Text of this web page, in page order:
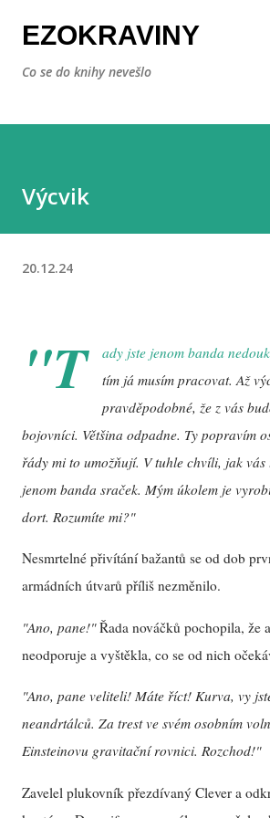
Přeskočit na hlavní obsah
EZOKRAVINY
Co se do knihy nevešlo
Výcvik
20.12.24
"T
ady jste jenom banda
tím já musím pracovat. Až
pravděpodobné, že z vás
bojovníci. Většina odpadne. Ty popravím
řády mi to umožňují. V tuhle chvíli, jak
jenom banda sraček. Mým úkolem je
dort. Rozumíte mi?"
Nesmrtelné přivítání bažantů se od dob
armádních útvarů příliš nezměnilo.
"Ano, pane!"Řada nováčků pochopila, že
neodporuje a vyštěkla, co se od nich
"Ano, pane veliteli! Máte říct! Kurva, vy
neandrtálců. Za trest ve svém osobním
Einsteinovu gravitační rovnici. Rozchod!"
Zavelel plukovník přezdívaný Clever a